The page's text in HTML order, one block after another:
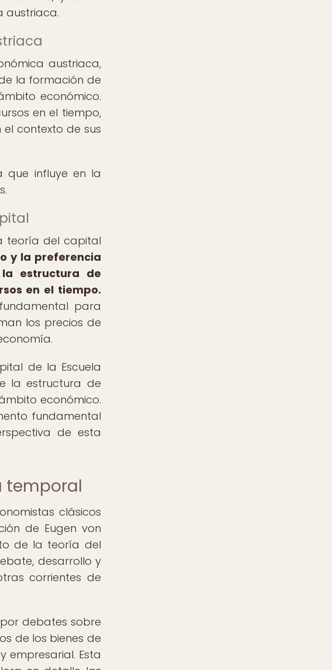
austriaca.
austriaca,
la formación de
económico.
en el tiempo,
el contexto de sus
que influye en la
teoría del capital
y la preferencia
estructura de
en el tiempo.
para
los precios de
de la Escuela
la estructura de
económico.
fundamental
de esta
temporal
clásicos
de Eugen von
de la teoría del
desarrollo y
corrientes de
debates sobre
de los bienes de
empresarial. Esta